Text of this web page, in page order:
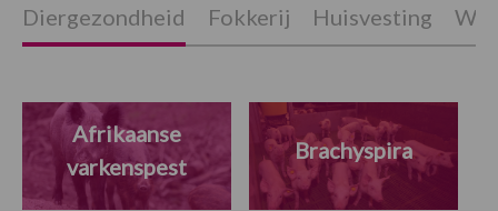
Diergezondheid Fokkerij Huisvesting
Afrikaanse
varkenspest
Brachyspira